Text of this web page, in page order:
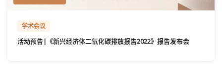
学术会议
活动预告|《新兴经济体二氧化碳排放报告2022》报告发布会